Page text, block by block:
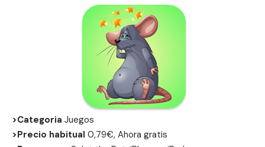
>Categoria Juegos
>Precio habitual 0,79€, Ahora gratis